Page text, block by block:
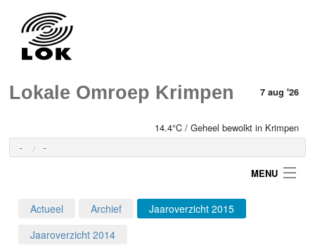
Lokale Omroep Krimpen 7 aug '26
14.4°C / Geheel bewolkt in Krimpen
- -
MENU
Actueel Archief
Jaaroverzicht 2015
Jaaroverzicht 2014